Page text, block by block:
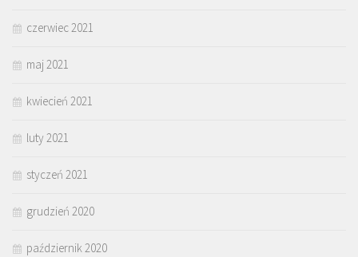
czerwiec 2021
maj 2021
kwiecień 2021
luty 2021
styczeń 2021
grudzień 2020
październik 2020